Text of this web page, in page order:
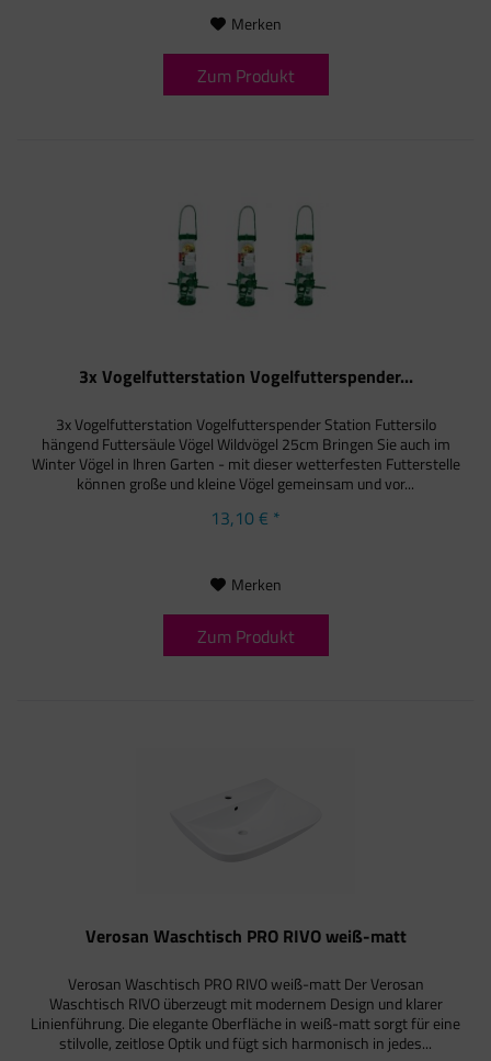
Merken
Zum Produkt
3x Vogelfutterstation Vogelfutterspender...
3x Vogelfutterstation Vogelfutterspender Station Futtersilo
hängend Futtersäule Vögel Wildvögel 25cm Bringen Sie auch im
Winter Vögel in Ihren Garten - mit dieser wetterfesten Futterstelle
können große und kleine Vögel gemeinsam und vor...
13,10 € *
Merken
Zum Produkt
Verosan Waschtisch PRO RIVO weiß-matt
Verosan Waschtisch PRO RIVO weiß-matt Der Verosan
Waschtisch RIVO überzeugt mit modernem Design und klarer
Linienführung. Die elegante Oberfläche in weiß-matt sorgt für eine
stilvolle, zeitlose Optik und fügt sich harmonisch in jedes...